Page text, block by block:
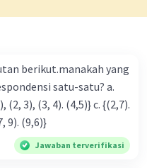
berikut.manakah yang
(7, 9). (9,6)}
Jawaban terverifikasi